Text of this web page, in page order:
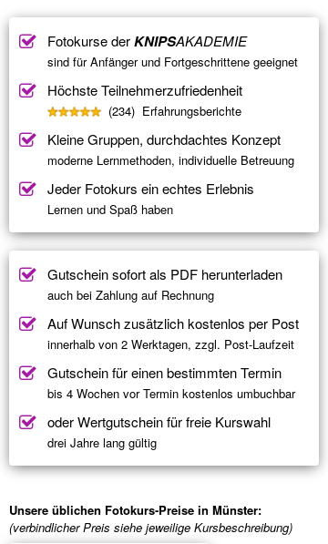
Fotokurse derKNIPSAKADEMIE
sind für Anfänger und Fortgeschrittene geeignet
Höchste Teilnehmerzufriedenheit
(234) Erfahrungsberichte
Kleine Gruppen, durchdachtes Konzept
moderne Lernmethoden, individuelle Betreuung
Jeder Fotokurs ein echtes Erlebnis
Lernen und Spaß haben
Gutschein sofort als PDF herunterladen
auch bei Zahlung auf Rechnung
Auf Wunsch zusätzlich kostenlos per Post
innerhalb von 2 Werktagen, zzgl. Post-Laufzeit
Gutschein für einen bestimmten Termin
bis 4 Wochen vor Termin kostenlos umbuchbar
oder Wertgutschein für freie Kurswahl
drei Jahre lang gültig
Unsere üblichen Fotokurs-Preise in Münster:
(verbindlicher Preis siehe jeweilige Kursbeschreibung)